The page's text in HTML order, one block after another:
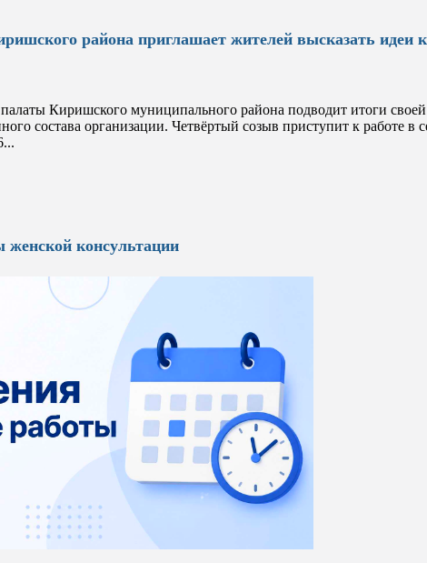
района приглашает жителей высказать идеи
Киришского муниципального района подводит итоги
состава организации. Четвёртый созыв приступит к работе
консультации